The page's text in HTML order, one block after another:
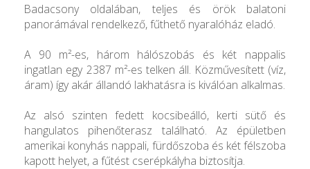
Badacsony oldalában, teljes és örök balatoni
panorámával rendelkező, fűthető nyaralóház eladó.
A 90 m²-es, három hálószobás és két nappalis
ingatlan egy 2387 m²-es telken áll. Közművesített (víz,
áram) így akár állandó lakhatásra is kiválóan alkalmas.
Az alsó szinten fedett kocsibeálló, kerti sütő és
hangulatos pihenőterasz található. Az épületben
amerikai konyhás nappali, fürdőszoba és két félszoba
kapott helyet, a fűtést cserépkályha biztosítja.